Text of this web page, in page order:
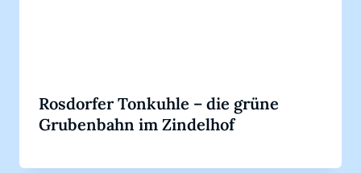
Rosdorfer Tonkuhle – die grüne
Grubenbahn im Zindelhof